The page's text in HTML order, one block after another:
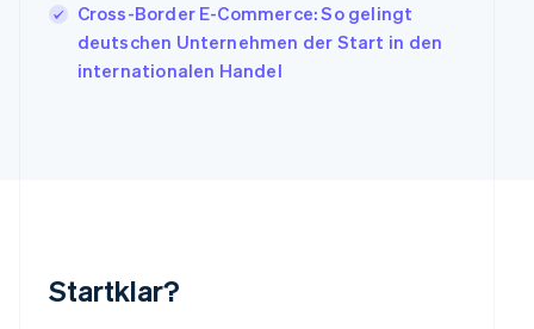
Cross-Border E-Commerce: So gelingt
deutschen Unternehmen der Start in den
internationalen Handel
Startklar?
English
Liechtenstein
DeutschEnglish
Mexiko